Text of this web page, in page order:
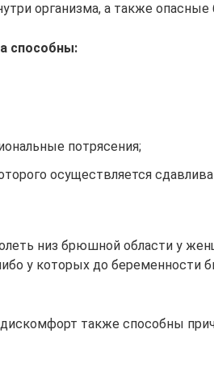
организма, а также опасные
способны:
потрясения;
осуществляется
низ брюшной области у
у которых до беременности
также способны